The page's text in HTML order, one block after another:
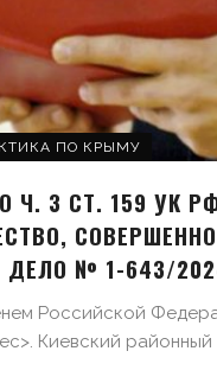
ПО КРЫМУ
Ч. 3 СТ. 159 УК
№ 1-643/
Российской
Киевский районный